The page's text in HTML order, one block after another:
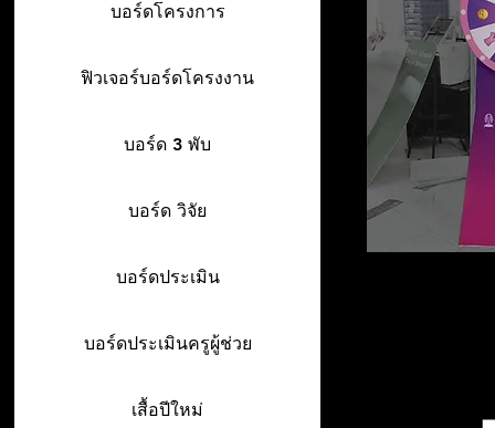
บอร์ดโครงการ
ฟิวเจอร์บอร์ดโครงงาน
บอร์ด 3 พับ
บอร์ด วิจัย
บอร์ดประเมิน
บอร์ดประเมินครูผู้ช่วย
เสื้อปีใหม่